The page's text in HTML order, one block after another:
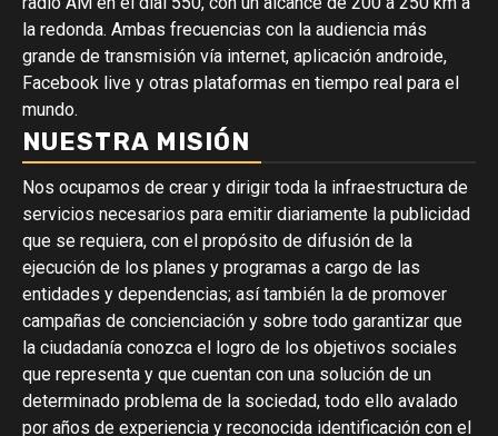
la redonda. Ambas frecuencias con la audiencia más
grande de transmisión vía internet, aplicación androide,
Facebook live y otras plataformas en tiempo real para el
mundo.
NUESTRA MISIÓN
Nos ocupamos de crear y dirigir toda la infraestructura de
servicios necesarios para emitir diariamente la publicidad
que se requiera, con el propósito de difusión de la
ejecución de los planes y programas a cargo de las
entidades y dependencias; así también la de promover
campañas de concienciación y sobre todo garantizar que
la ciudadanía conozca el logro de los objetivos sociales
que representa y que cuentan con una solución de un
determinado problema de la sociedad, todo ello avalado
por años de experiencia y reconocida identificación con el